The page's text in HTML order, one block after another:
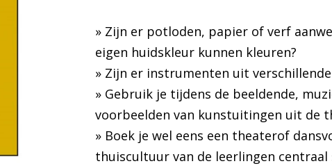
» Zijn er potloden, papier of verf
eigen huidskleur kunnen kleuren?
» Zijn er instrumenten uit
» Gebruik je tijdens de beeldende,
voorbeelden van kunstuitingen uit de
» Boek je wel eens een theaterof
thuiscultuur van de leerlingen centraal